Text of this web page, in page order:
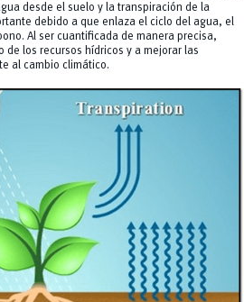
desde el suelo y la transpiración de la
debido a que enlaza el ciclo del agua, el
Al ser cuantificada de manera precisa,
de los recursos hídricos y a mejorar las
al cambio climático.